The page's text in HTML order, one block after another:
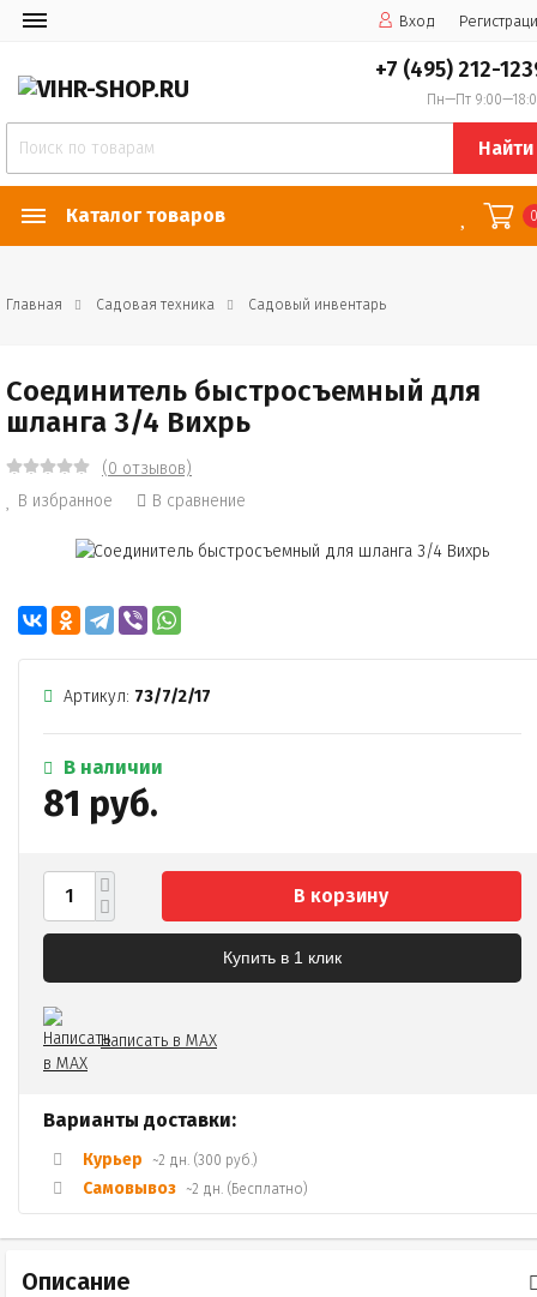
Вход
+7 (495) 212-
Пн—Пт
Найти
Каталог товаров
Главная Садовая техника Садовый инвентарь
Соединитель быстросъемный для
шланга 3/4 Вихрь
(0 отзывов)
В избранное
В сравнение
Артикул: 73/7/2/17
В наличии
81 руб.
В корзину
Купить в 1 клик
Написать в MAX
Варианты доставки:
Курьер ~2 дн. (300 руб.)
Самовывоз ~2 дн. (Бесплатно)
Описание